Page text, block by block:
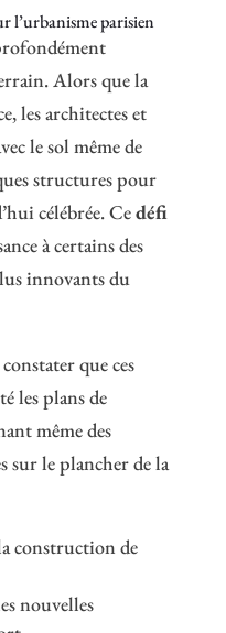
l’urbanisme parisien
Alors que la
les architectes et
le sol même de
structures pour
célébrée. Cedéfi
à certains des
innovants du
que ces
les plans de
même des
sur le plancher de la
construction de
nouvelles